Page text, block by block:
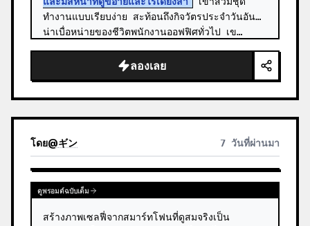
ทำงานแบบเรียบง่าย สะท้อนถึงกิจวัตรประจำวันอัน
น่าเบื่อหน่ายของชีวิตพนักงานออฟฟิศทั่วไป เข…
ลองเลย
โดย@ギン 7 วันที่ผ่านมา
ดูพรอมต์ฉบับเต็ม
สร้างภาพเซลฟี่จากสมาร์ทโฟนที่ดูสมจริงเป็น